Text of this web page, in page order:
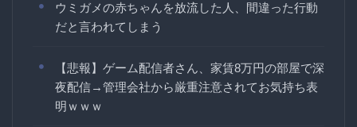
ウミガメの赤ちゃんを放流した人、間違った行動
だと言われてしまう
【悲報】ゲーム配信者さん、家賃8万円の部屋で深
夜配信→管理会社から厳重注意されてお気持ち表
明ｗｗｗ